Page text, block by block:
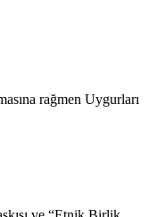
rağmen Uygurları